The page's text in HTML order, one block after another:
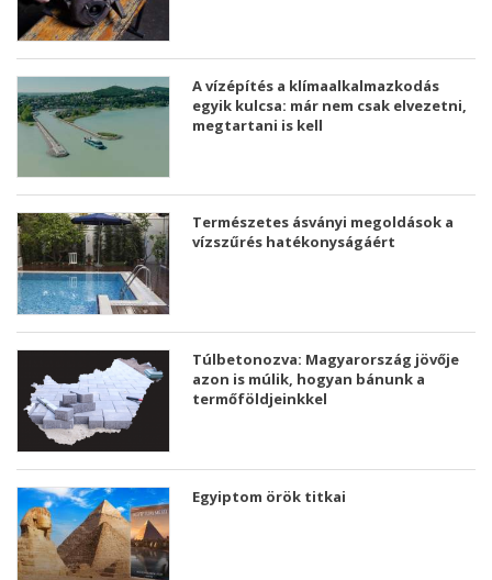
A vízépítés a klímaalkalmazkodás
egyik kulcsa: már nem csak elvezetni,
megtartani is kell
Természetes ásványi megoldások a
vízszűrés hatékonyságáért
Túlbetonozva: Magyarország jövője
azon is múlik, hogyan bánunk a
termőföldjeinkkel
Egyiptom örök titkai